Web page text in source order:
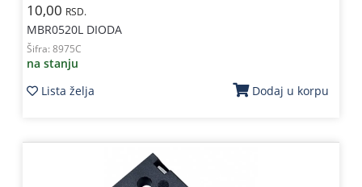
10,00 RSD.
MBR0520L DIODA
Šifra: 8975C
na stanju
Lista želja
Dodaj u korpu